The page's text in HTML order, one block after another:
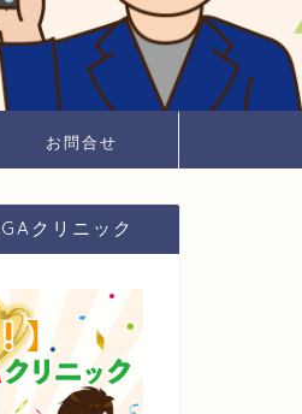
お問合せ
クリニック